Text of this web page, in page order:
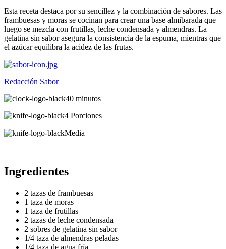
Esta receta destaca por su sencillez y la combinación de sabores. Las
frambuesas y moras se cocinan para crear una base almibarada que
luego se mezcla con frutillas, leche condensada y almendras. La
gelatina sin sabor asegura la consistencia de la espuma, mientras que
el azúcar equilibra la acidez de las frutas.
Redacción Sabor
40 minutos
4 Porciones
Media
Ingredientes
2 tazas de frambuesas
1 taza de moras
1 taza de frutillas
2 tazas de leche condensada
2 sobres de gelatina sin sabor
1/4 taza de almendras peladas
1/4 taza de agua fría